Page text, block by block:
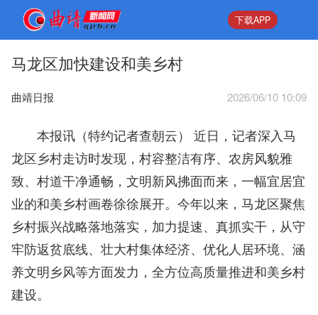
下载APP
马龙区加快建设和美乡村
曲靖日报 2026/06/10 10:09
本报讯（特约记者查朝云） 近日，记者深入马
龙区乡村走访时发现，村容整洁有序、农房风貌雅
致、村道干净通畅，文明新风拂面而来，一幅宜居宜
业的和美乡村画卷徐徐展开。今年以来，马龙区聚焦
乡村振兴战略落地落实，加力提速、真抓实干，从守
牢防返贫底线、壮大村集体经济、优化人居环境、涵
养文明乡风等方面发力，全方位高质量推进和美乡村
建设。